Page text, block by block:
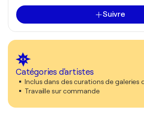
Suivre
Catégories d'artistes
Inclus dans des curations de galeries
Travaille sur commande